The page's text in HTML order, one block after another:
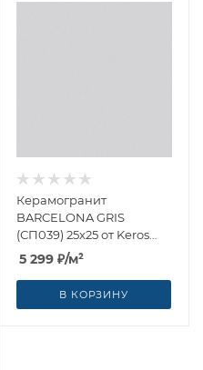
Керамогранит
BARCELONA GRIS
(СП039) 25x25 от Keros
Ceramica (Испания)
5 299 ₽/м²
В КОРЗИНУ